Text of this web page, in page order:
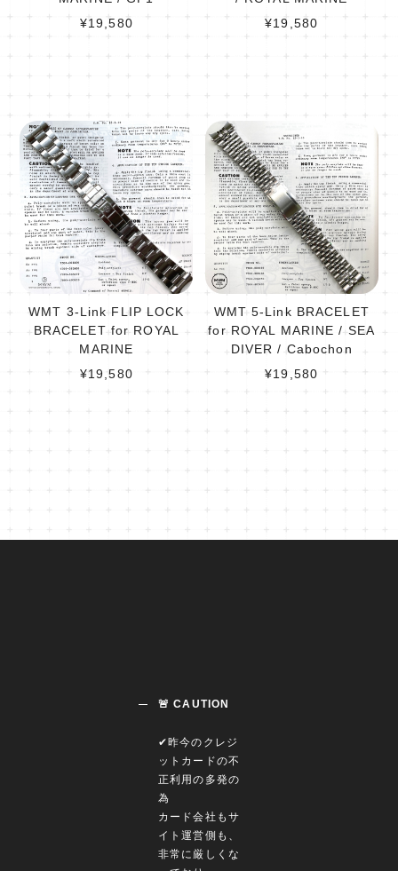
¥19,580
¥19,580
WMT 3-Link FLIP LOCK
BRACELET for ROYAL
MARINE
¥19,580
WMT 5-Link BRACELET
for ROYAL MARINE / SEA
DIVER / Cabochon
¥19,580
🚨 CAUTION
✔︎昨今のクレジ
ットカードの不
正利用の多発の
為
カード会社もサ
イト運営側も、
非常に厳しくな